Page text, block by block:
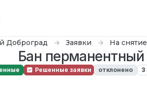
Доброград Заявки На
Бан перманентный
Решенные заявки отклонено 3